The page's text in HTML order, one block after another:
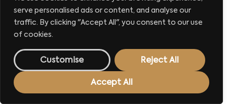
serve personalised ads or content, and analyse our
traffic. By clicking "Accept All", you consent to our use
of cookies.
Customise Reject All
Accept All